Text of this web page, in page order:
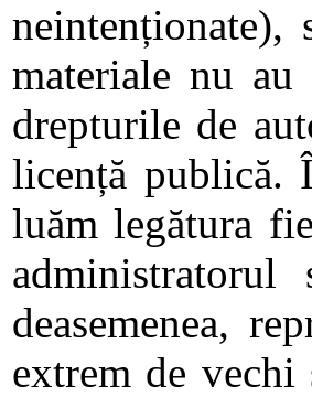
neintenționate),
materiale nu
drepturile de
licență publică.
luăm legătura
administratorul
deasemenea,
extrem de vechi